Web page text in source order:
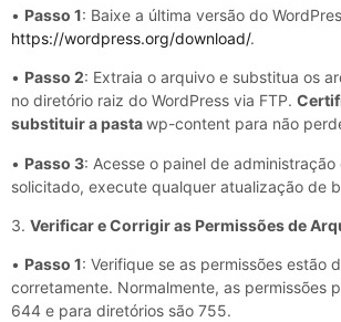
• Passo 1: Baixe a última versão do
https://wordpress.org/download/.
• Passo 2: Extraia o arquivo e substitua os
no diretório raiz do WordPress via FTP.
substituir a pastawp-content para não
• Passo 3: Acesse o painel de administração
solicitado, execute qualquer atualização de
3. Verificar e Corrigir as Permissões de
• Passo 1: Verifique se as permissões estão
corretamente. Normalmente, as permissões
644 e para diretórios são 755.